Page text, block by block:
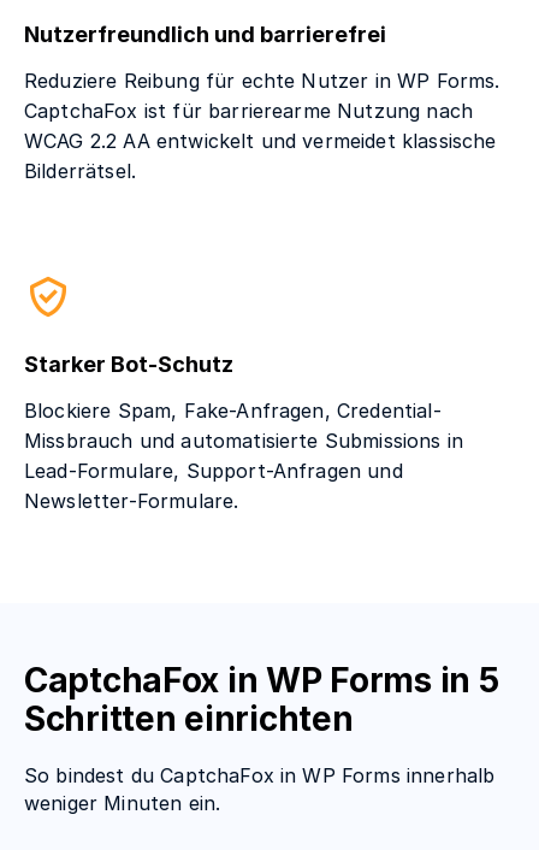
Nutzerfreundlich und barrierefrei
Reduziere Reibung für echte Nutzer in WP Forms.
CaptchaFox ist für barrierearme Nutzung nach
WCAG 2.2 AA entwickelt und vermeidet klassische
Bilderrätsel.
Starker Bot-Schutz
Blockiere Spam, Fake-Anfragen, Credential-
Missbrauch und automatisierte Submissions in
Lead-Formulare, Support-Anfragen und
Newsletter-Formulare.
CaptchaFox in WP Forms in 5
Schritten einrichten
So bindest du CaptchaFox in WP Forms innerhalb
weniger Minuten ein.